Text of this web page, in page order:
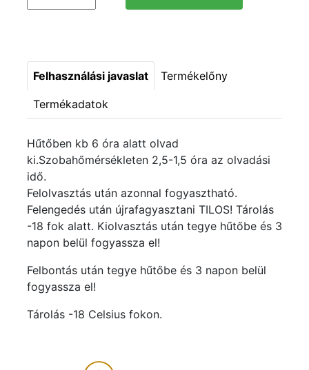
Felhasználási javaslat Termékelőny
Termékadatok
Hűtőben kb 6 óra alatt olvad
ki.Szobahőmérsékleten 2,5-1,5 óra az olvadási
idő.
Felolvasztás után azonnal fogyasztható.
Felengedés után újrafagyasztani TILOS! Tárolás
-18 fok alatt. Kiolvasztás után tegye hűtőbe és 3
napon belül fogyassza el!
Felbontás után tegye hűtőbe és 3 napon belül
fogyassza el!
Tárolás -18 Celsius fokon.